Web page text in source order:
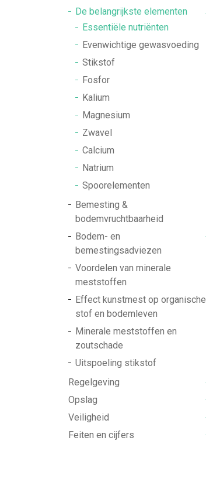
De belangrijkste elementen
Essentiële nutriënten
Evenwichtige gewasvoeding
Stikstof
Fosfor
Kalium
Magnesium
Zwavel
Calcium
Natrium
Spoorelementen
Bemesting &
bodemvruchtbaarheid
Bodem- en
bemestingsadviezen
Voordelen van minerale
meststoffen
Effect kunstmest op organische
stof en bodemleven
Minerale meststoffen en
zoutschade
Uitspoeling stikstof
Regelgeving
Opslag
Veiligheid
Feiten en cijfers